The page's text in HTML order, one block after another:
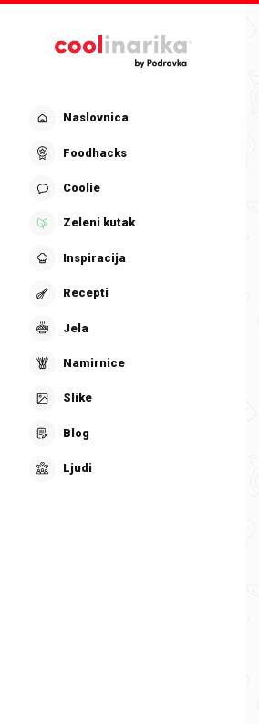
Naslovnica
Foodhacks
Coolie
Zeleni kutak
Inspiracija
Recepti
Jela
Namirnice
Slike
Blog
Ljudi